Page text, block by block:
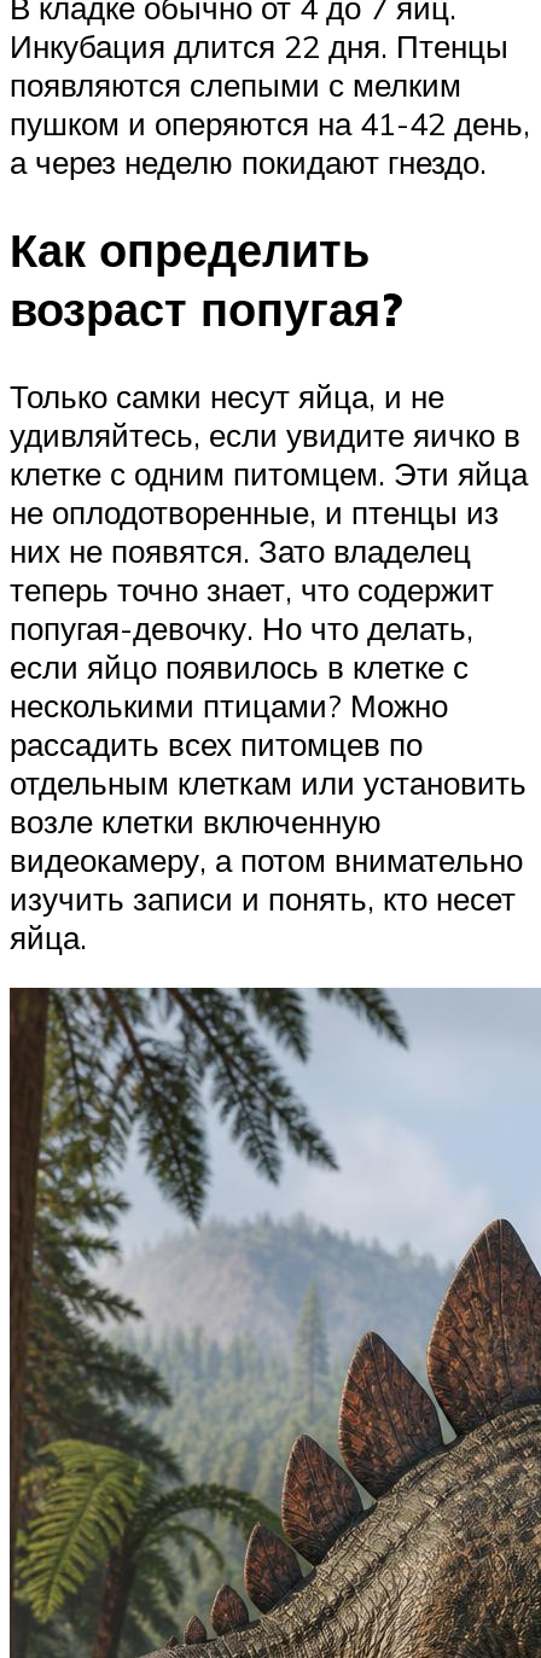
Инкубация длится 22 дня. Птенцы
появляются слепыми с мелким
пушком и оперяются на 41-42 день,
а через неделю покидают гнездо.
Как определить
возраст попугая?
Только самки несут яйца, и не
удивляйтесь, если увидите яичко в
клетке с одним питомцем. Эти яйца
не оплодотворенные, и птенцы из
них не появятся. Зато владелец
теперь точно знает, что содержит
попугая-девочку. Но что делать,
если яйцо появилось в клетке с
несколькими птицами? Можно
рассадить всех питомцев по
отдельным клеткам или установить
возле клетки включенную
видеокамеру, а потом внимательно
изучить записи и понять, кто несет
яйца.